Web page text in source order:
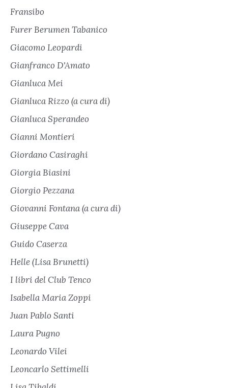
Fransibo
Furer Berumen Tabanico
Giacomo Leopardi
Gianfranco D'Amato
Gianluca Mei
Gianluca Rizzo (a cura di)
Gianluca Sperandeo
Gianni Montieri
Giordano Casiraghi
Giorgia Biasini
Giorgio Pezzana
Giovanni Fontana (a cura di)
Giuseppe Cava
Guido Caserza
Helle (Lisa Brunetti)
I libri del Club Tenco
Isabella Maria Zoppi
Juan Pablo Santi
Laura Pugno
Leonardo Vilei
Leoncarlo Settimelli